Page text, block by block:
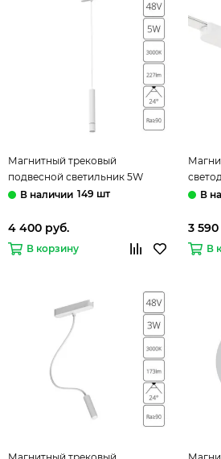
Магнитный трековый
подвесной светильник 5W
3000K A1159PL-1WH белый Rapid
149 шт
4 400 руб.
В корзину
3000K
3
В